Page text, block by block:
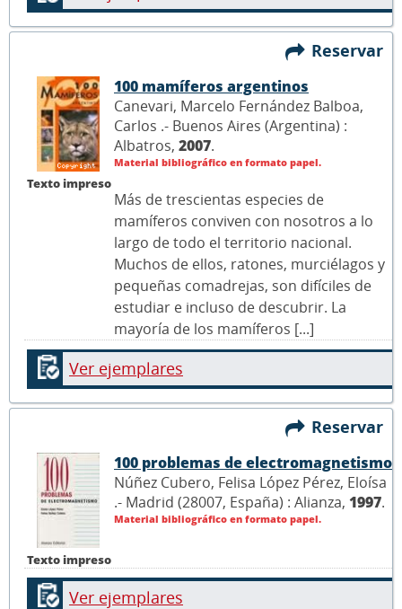
Reservar
Texto impreso
100 mamíferos argentinos
Canevari, Marcelo Fernández Balboa,
Carlos .- Buenos Aires (Argentina) :
Albatros, 2007.
Material bibliográfico en formato papel.
Más de trescientas especies de
mamíferos conviven con nosotros a lo
largo de todo el territorio nacional.
Muchos de ellos, ratones, murciélagos y
pequeñas comadrejas, son difíciles de
estudiar e incluso de descubrir. La
mayoría de los mamíferos [...]
Ver ejemplares
Reservar
Texto impreso
100 problemas de electromagnetismo
Núñez Cubero, Felisa López Pérez, Eloísa
.- Madrid (28007, España) : Alianza, 1997.
Material bibliográfico en formato papel.
Ver ejemplares